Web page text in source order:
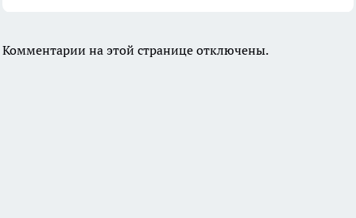
Комментарии на этой странице отключены.